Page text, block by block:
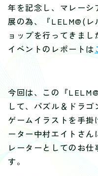
年を記念し、マレーシ
展の為、『LELM@(
ョップを行ってきま
イベントのレポートは
今回は、この『
して、パズル＆ドラ
ゲームイラストを手掛
ーター中村エイトさん
レーターとしてのお
す。